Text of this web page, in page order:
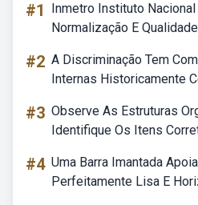
#1
Inmetro Instituto
Normalização E
#2 A Discriminação Tem
Internas Historicamente
#3 Observe As Estruturas
Identifique Os Itens
#4 Uma Barra Imantada
Perfeitamente Lisa E